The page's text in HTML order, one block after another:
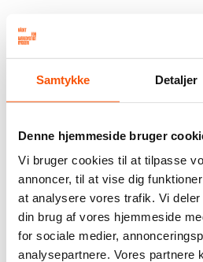
Samtykke Detaljer
Denne hjemmeside bruger
Vi bruger cookies til at tilpasse
annoncer, til at vise dig
at analysere vores trafik. Vi
din brug af vores hjemmeside
for sociale medier,
analysepartnere. Vores partnere